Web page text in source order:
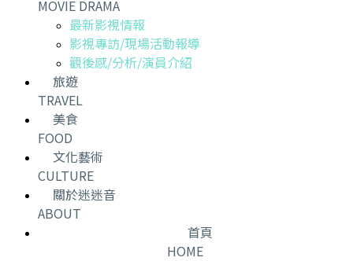
MOVIE DRAMA
最新影視情報
影視專訪/現場活動報導
觀後感/分析/演員介紹
旅遊
TRAVEL
美食
FOOD
文化藝術
CULTURE
關於迷迷音
ABOUT
首頁
HOME